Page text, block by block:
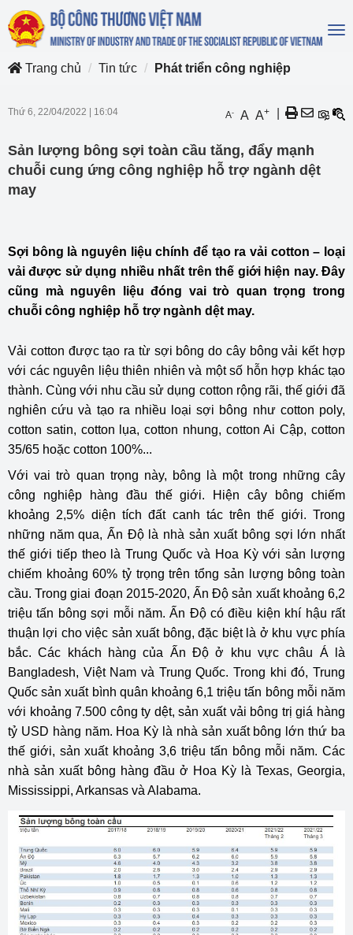
Trang chủ
Tin tức Phát triển công nghiệp
Thứ 6, 22/04/2022 16:04 A- A A+
Sản lượng bông sợi toàn cầu tăng, đẩy mạnh
chuỗi cung ứng công nghiệp hỗ trợ ngành dệt
may
Sợi bông là nguyên liệu chính để tạo ra vải cotton – loại
vải được sử dụng nhiều nhất trên thế giới hiện nay. Đây
cũng mà nguyên liệu đóng vai trò quan trọng trong
chuỗi công nghiệp hỗ trợ ngành dệt may.
Vải cotton được tạo ra từ sợi bông do cây bông vải kết hợp
với các nguyên liệu thiên nhiên và một số hỗn hợp khác tạo
thành. Cùng với nhu cầu sử dụng cotton rộng rãi, thế giới đã
nghiên cứu và tạo ra nhiều loại sợi bông như cotton poly,
cotton satin, cotton lụa, cotton nhung, cotton Ai Cập, cotton
35/65 hoặc cotton 100%...
Với vai trò quan trọng này, bông là một trong những cây
công nghiệp hàng đầu thế giới. Hiện cây bông chiếm
khoảng 2,5% diện tích đất canh tác trên thế giới. Trong
những năm qua, Ấn Độ là nhà sản xuất bông sợi lớn nhất
thế giới tiếp theo là Trung Quốc và Hoa Kỳ với sản lượng
chiếm khoảng 60% tỷ trọng trên tổng sản lượng bông toàn
cầu. Trong giai đoạn 2015-2020, Ấn Độ sản xuất khoảng 6,2
triệu tấn bông sợi mỗi năm. Ấn Độ có điều kiện khí hậu rất
thuận lợi cho việc sản xuất bông, đặc biệt là ở khu vực phía
bắc. Các khách hàng của Ấn Độ ở khu vực châu Á là
Bangladesh, Việt Nam và Trung Quốc. Trong khi đó, Trung
Quốc sản xuất bình quân khoảng 6,1 triệu tấn bông mỗi năm
với khoảng 7.500 công ty dệt, sản xuất vải bông trị giá hàng
tỷ USD hàng năm. Hoa Kỳ là nhà sản xuất bông lớn thứ ba
thế giới, sản xuất khoảng 3,6 triệu tấn bông mỗi năm. Các
nhà sản xuất bông hàng đầu ở Hoa Kỳ là Texas, Georgia,
Mississippi, Arkansas và Alabama.